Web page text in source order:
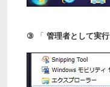
③ 「 管理者として実行